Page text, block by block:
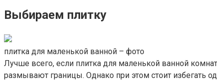
Выбираем плитку
плитка для маленькой ванной – фото
Лучше всего, если плитка для маленькой ванной
размывают границы. Однако при этом стоит избегать